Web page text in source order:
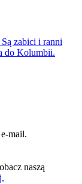
zabici i ranni
do Kolumbii.
mail.
naszą